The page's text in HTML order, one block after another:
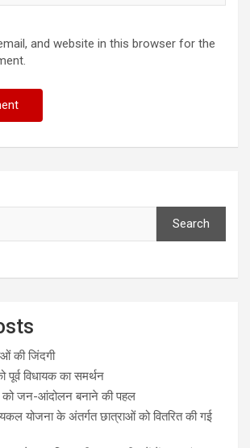
and website in this browser for the
Search
की जिंदगी
पूर्व विधायक का समर्थन
जन-आंदोलन बनाने की पहल
योजना के अंतर्गत छात्राओं को वितरित की गई